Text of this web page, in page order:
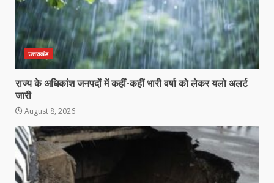
उत्तराखंड
राज्य के अधिकांश जनपदों में कहीं-कहीं भारी वर्षा को लेकर यलो अलर्ट
जारी
August 8, 2026